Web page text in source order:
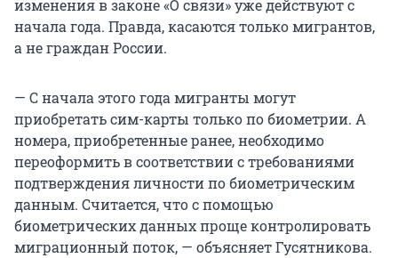
изменения в законе «О связи» уже действуют с
начала года. Правда, касаются только мигрантов,
а не граждан России.
— С начала этого года мигранты могут
приобретать сим-карты только по биометрии. А
номера, приобретенные ранее, необходимо
переоформить в соответствии с требованиями
подтверждения личности по биометрическим
данным. Считается, что с помощью
биометрических данных проще контролировать
миграционный поток, — объясняет Гусятникова.